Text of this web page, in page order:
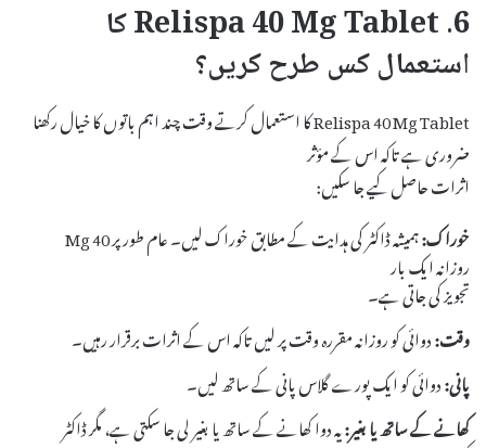
6. Relispa 40 Mg Tablet کا
استعمال کس طرح کریں؟
Relispa 40 Mg Tablet کا استعمال کرتے وقت چند اہم باتوں کا خیال رکھنا
ضروری ہے تاکہ اس کے مؤثر
اثرات حاصل کیے جا سکیں:
خوراک:
ہمیشہ ڈاکٹر کی ہدایت کے مطابق خوراک لیں۔ عام طور پر 40 Mg
روزانہ ایک بار
تجویز کی جاتی ہے۔
وقت:دوائی کو روزانہ مقررہ وقت پر لیں تاکہ اس کے اثرات برقرار رہیں۔
پانی:دوائی کو ایک پورے گلاس پانی کے ساتھ لیں۔
کھانے کے ساتھ یا بغیر:یہ دوا کھانے کے ساتھ یا بغیر لی جا سکتی ہے، مگر ڈاکٹر